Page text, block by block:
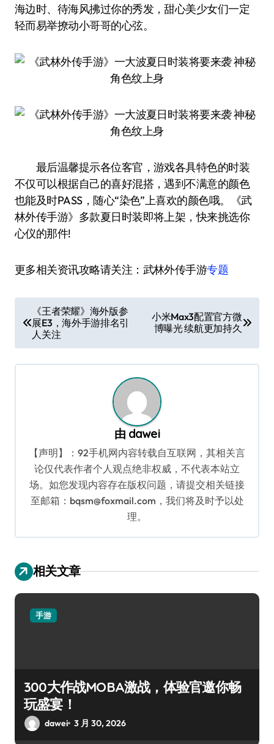
海边时、待海风拂过你的秀发，甜心美少女们一定
轻而易举撩动小哥哥的心弦。
最后温馨提示各位客官，游戏各具特色的时装
不仅可以根据自己的喜好混搭，遇到不满意的颜色
也能及时PASS，随心“染色”上喜欢的颜色哦。《武
林外传手游》多款夏日时装即将上架，快来挑选你
心仪的那件!
更多相关资讯攻略请关注：武林外传手游专题
章
导
航
《王者荣耀》海外版参
展E3，海外手游排名引
人关注
小米Max3配置官方微
博曝光 续航更加持久
由 dawei
【声明】：92手机网内容转载自互联网，其相关言
论仅代表作者个人观点绝非权威，不代表本站立
场。如您发现内容存在版权问题，请提交相关链接
至邮箱：bqsm@foxmail.com，我们将及时予以处
理。
相关文章
手游
300大作战MOBA激战，体验官邀你畅
玩盛宴！
dawei 3 月 30, 2026